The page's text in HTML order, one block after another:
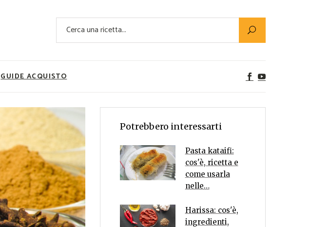
Cerca
GUIDE ACQUISTO
Ricette Facili e Veloci
Ricette Primi Piatti
Ricette Dolci
Ricette Carne
Ricette Secondi
Ricette Pizze e Rustici
Ricette Contorni
Ricette Piatti unici
Ricette Pesce
Video Ricette
Ricette per Ingrediente
Utility
Super Alimenti
Ricette Vegetariane
Rumors
Potrebbero interessarti
Pasta kataifi:
cos'è, ricetta e
come usarla
nelle…
Harissa: cos'è,
ingredienti,